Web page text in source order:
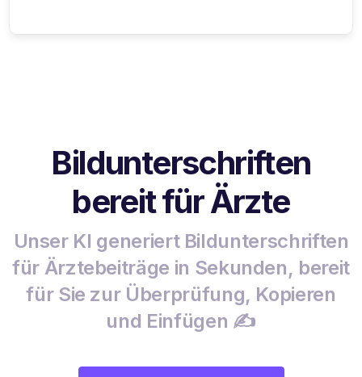
Bildunterschriften
bereit für Ärzte
Unser KI generiert Bildunterschriften
für Ärztebeiträge in Sekunden, bereit
für Sie zur Überprüfung, Kopieren
und Einfügen ✍️